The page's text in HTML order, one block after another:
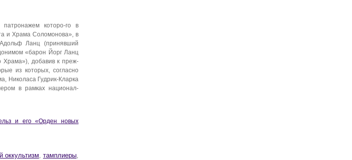
которо-го в
и Храма Соломонова», в
Ланц (принявший
«барон Йорг Ланц
добавив к преж-
из которых, согласно
Николаса Гудрик-Кларка
в рамках национал-
и его «Орден новых
оккультизм, тамплиеры,